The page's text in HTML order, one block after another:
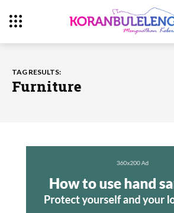
TAG RESULTS:
Furniture